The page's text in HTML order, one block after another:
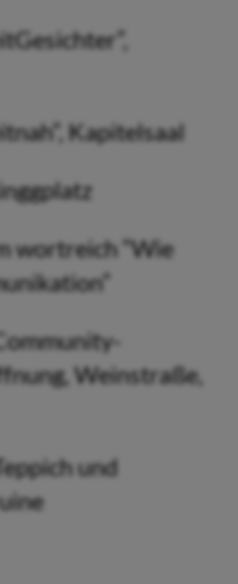
Kapitelsaal
wortreich “Wie
Weinstraße,
und